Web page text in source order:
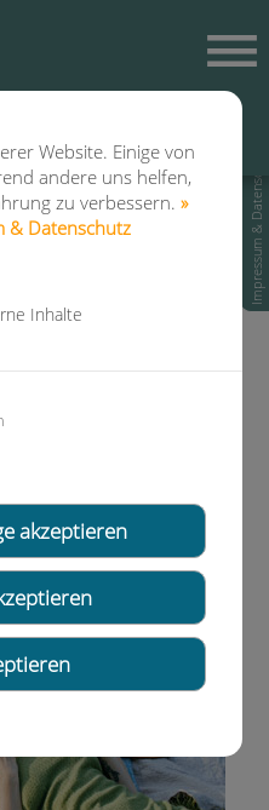
Website. Einige von
andere uns helfen,
zu verbessern.»
& Datenschutz
Inhalte
akzeptieren
Impressum & Datenschutz
Kempen
Kollegen
Fußpflege
Dr. Marco Fuchs &
Ferienzeit!